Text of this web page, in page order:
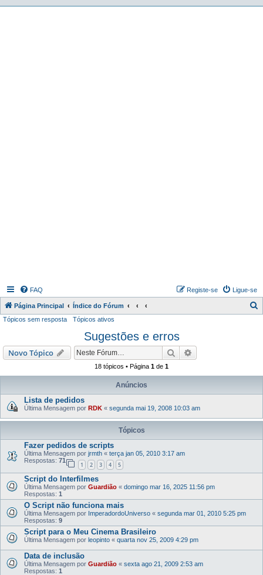
FAQ Ligue-se
Registe-se
Página Principal Índice do Fórum
i
r
Tópicos sem resposta Tópicos ativos
Sugestões e erros
Novo Tópico Pesquisar
18 tópicos • Página 1 de 1
Anúncios
Lista de pedidos
Última Mensagem por RDK « segunda mai 19, 2008 10:03 am
Tópicos
Fazer pedidos de scripts
Última Mensagem por jrmth « terça jan 05, 2010 3:17 am
Respostas: 71
1 2 3 4 5
Script do Interfilmes
Última Mensagem por Guardião « domingo mar 16, 2025 11:56 pm
Respostas: 1
O Script não funciona mais
Última Mensagem por ImperadordoUniverso « segunda mar 01, 2010 5:25 pm
Respostas: 9
Script para o Meu Cinema Brasileiro
Última Mensagem por leopinto « quarta nov 25, 2009 4:29 pm
Data de inclusão
Última Mensagem por Guardião « sexta ago 21, 2009 2:53 am
Respostas: 1